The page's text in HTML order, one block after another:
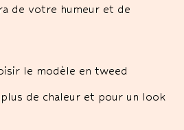
de votre humeur et de
le modèle en tweed
de chaleur et pour un look